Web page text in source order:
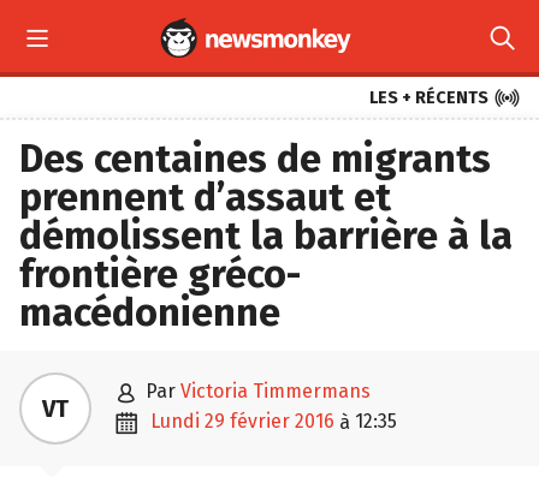
 
LES + RÉCENTS 
Des centaines de migrants
prennent d’assaut et
démolissent la barrière à la
frontière gréco-
macédonienne
VT  par Victoria Timmermans
 lundi 29 février 2016 à 12:35